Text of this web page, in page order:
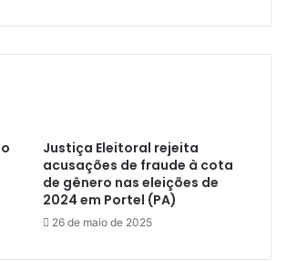
Justiça Eleitoral rejeita
acusações de fraude à cota
de gênero nas eleições de
2024 em Portel (PA)
26 de maio de 2025